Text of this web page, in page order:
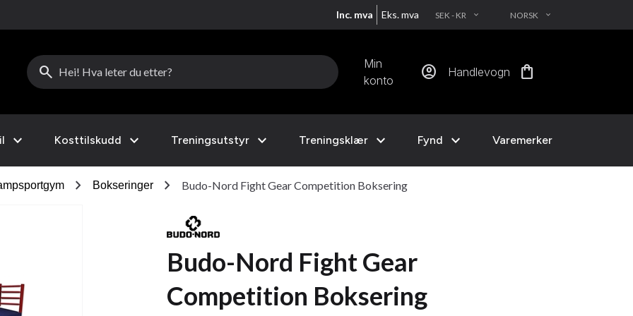
Inc. mva Eks. mva SEK - KR EXPAND_MORE NORSK EXPAND_MORE
search
Min
konto
account_circle Handlevogn shopping_bag
expand_more Kosttilskudd expand_more Treningsutstyr expand_more Treningsklær expand_more Fynd expand_more Varemerker
chevron_right Bokseringer chevron_right Budo-Nord Fight Gear Competition Boksering
Budo-Nord Fight Gear
Competition Boksering